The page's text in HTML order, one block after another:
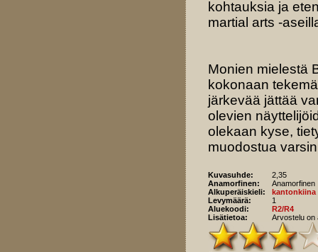
kohtauksia ja
martial arts -
Monien mielestä
kokonaan
järkevää jättää
olevien
olekaan kyse,
muodostua
Kuvasuhde:
2,35
Anamorfinen:
Anamorfinen
Alkuperäiskieli:
kantonkiina
Levymäärä:
1
Aluekoodi:
R2/R4
Lisätietoa:
Arvostelu on